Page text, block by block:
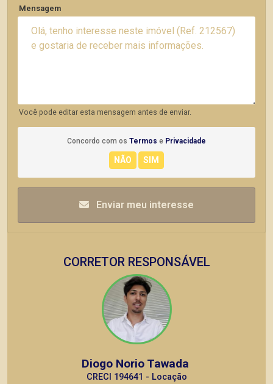
Mensagem
Você pode editar esta mensagem antes de enviar.
Concordo com os Termos e Privacidade
Enviar meu interesse
CORRETOR RESPONSÁVEL
Diogo Norio Tawada
CRECI 194641 - Locação